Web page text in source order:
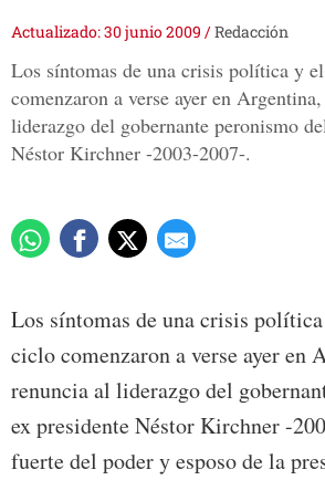
Actualizado: 30 junio 2009 /Redacción
Los síntomas de una crisis política y
comenzaron a verse ayer en
liderazgo del gobernante peronismo
Néstor Kirchner -2003-2007-.
Los síntomas de una crisis
ciclo comenzaron a verse ayer en
renuncia al liderazgo del
ex presidente Néstor Kirchner -
fuerte del poder y esposo de la